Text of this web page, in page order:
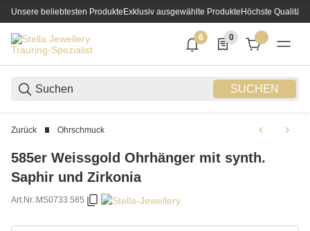
Unsere beliebtesten ProdukteExklusiv ausgewählte ProdukteHöchste Qualität
SUCHEN
6
6 neue Notifizierungen
0
0 Produkte in der
Zurück Ohrschmuck
585er Weissgold Ohrhänger mit synth.
Saphir und Zirkonia
Art.Nr.:MS0733.585